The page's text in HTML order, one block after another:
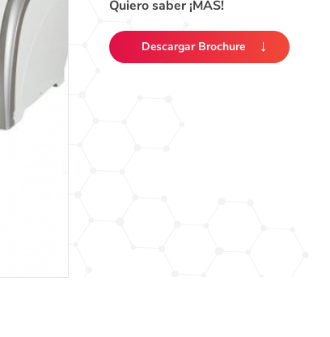
Quiero saber ¡MAS!
Descargar Brochure